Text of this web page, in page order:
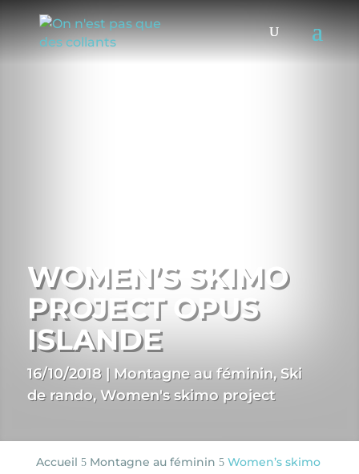
WOMEN’S SKIMO
PROJECT OPUS
ISLANDE
16/10/2018 | Montagne au féminin, Ski
de rando, Women's skimo project
Accueil 5 Montagne au féminin 5 Women’s skimo